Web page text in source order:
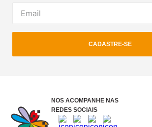
CADASTRE-SE
NOS ACOMPANHE NAS
REDES SOCIAIS